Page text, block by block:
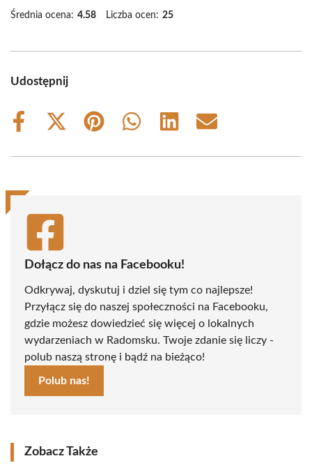
Średnia ocena: 4.58 Liczba ocen: 25
Udostępnij
Share
Share
(Twitter)
Share
Share
Share
Share
Dołącz do nas na Facebooku!
Odkrywaj, dyskutuj i dziel się tym co najlepsze!
Przyłącz się do naszej społeczności na Facebooku,
gdzie możesz dowiedzieć się więcej o lokalnych
wydarzeniach w Radomsku. Twoje zdanie się liczy -
polub naszą stronę i bądź na bieżąco!
Polub nas!
Zobacz Także